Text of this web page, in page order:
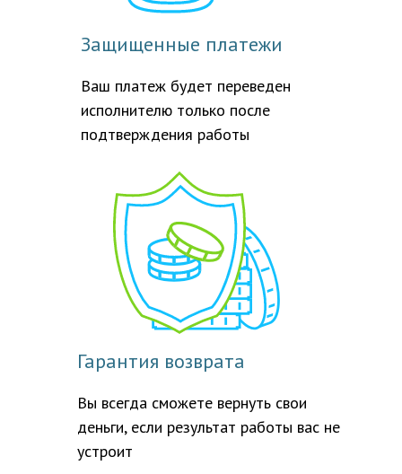
Защищенные платежи
Ваш платеж будет переведен
исполнителю только после
подтверждения работы
Гарантия возврата
Вы всегда сможете вернуть свои
деньги, если результат работы вас не
устроит